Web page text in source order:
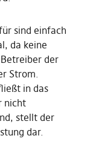
sind einfach
da keine
der
Strom.
in das
nicht
stellt der
dar.